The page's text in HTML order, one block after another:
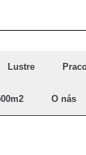
Lustre
O nás